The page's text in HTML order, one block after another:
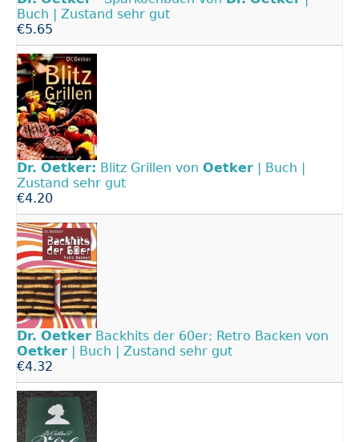
Buch | Zustand sehr gut
€5.65
Dr. Oetker: Blitz Grillen von Oetker | Buch |
Zustand sehr gut
€4.20
Dr. Oetker Backhits der 60er: Retro Backen von
Oetker | Buch | Zustand sehr gut
€4.32